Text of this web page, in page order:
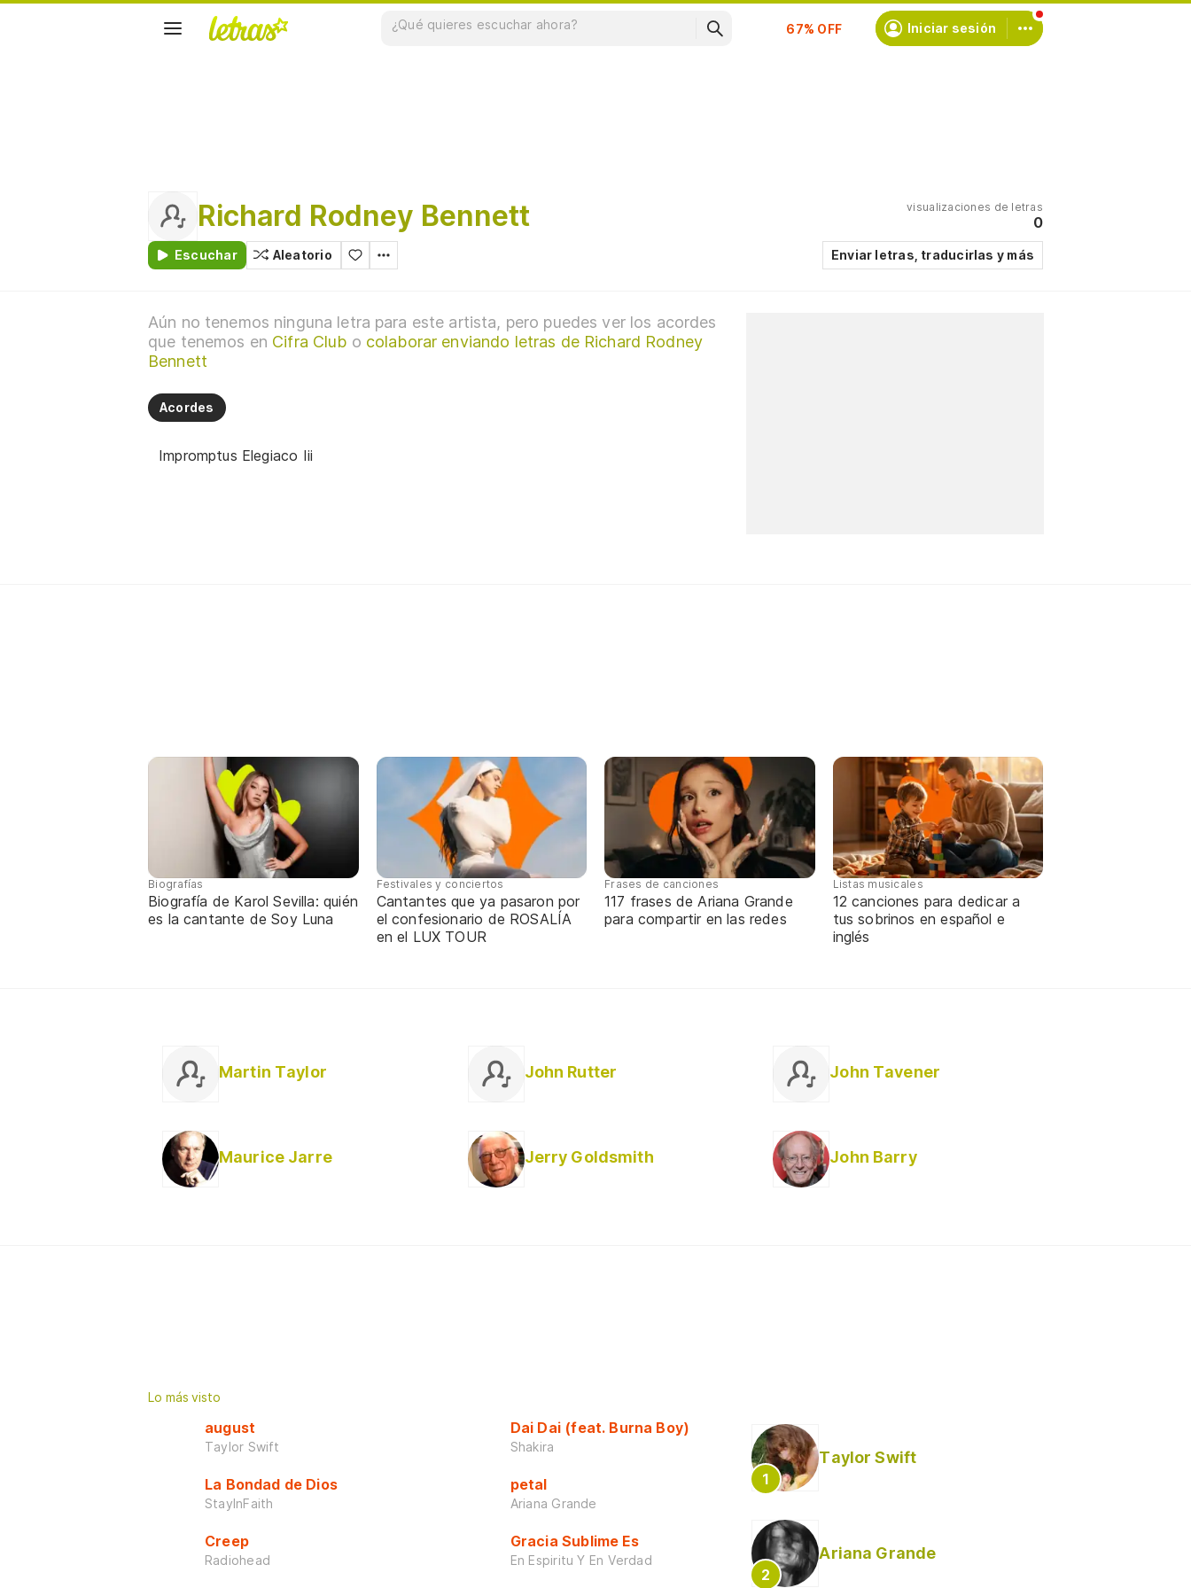
Suscríbete Iniciar sesión
Richard Rodney Bennett
Escuchar Aleatorio
visualizaciones de letras
0
Enviar letras, traducirlas y más
Aún no tenemos ninguna letra para este artista, pero puedes ver los acordes
que tenemos en Cifra Club o colaborar enviando letras de Richard Rodney
Bennett
Acordes
Impromptus Elegiaco Iii
Biografías
Biografía de Karol Sevilla: quién
es la cantante de Soy Luna
Festivales y conciertos
Cantantes que ya pasaron por
el confesionario de ROSALÍA
en el LUX TOUR
Frases de canciones
117 frases de Ariana Grande
para compartir en las redes
Listas musicales
12 canciones para dedicar a
tus sobrinos en español e
inglés
Martin Taylor John Rutter John Tavener
Maurice Jarre Jerry Goldsmith John Barry
Lo más visto
august
Taylor Swift
La Bondad de Dios
StayInFaith
Creep
Radiohead
Dai Dai (feat. Burna Boy)
Shakira
petal
Ariana Grande
Gracia Sublime Es
En Espiritu Y En Verdad
Taylor Swift
Ariana Grande